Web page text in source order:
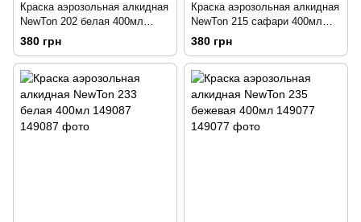
Краска аэрозольная алкидная
NewTon 202 белая 400мл
149141
380 грн
Краска аэрозольная алкидная
NewTon 215 сафари 400мл
149117
380 грн